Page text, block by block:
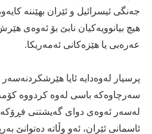
جەنگی ئیسرائیل و ئێران بهێننە
هیچ بیانوویەكیان نابێ بۆ ئەوەی
عەرەبی یا هێزەكانی ئەمەریكا.
پرسیار لەوەدایە ئایا
سەرچاوەكە باسی لەوە كردووە
لەسەر ئەوەی دوای گەیشتنی
ئاسمانی ئێران، ئەو وڵاتە دەتوانێ